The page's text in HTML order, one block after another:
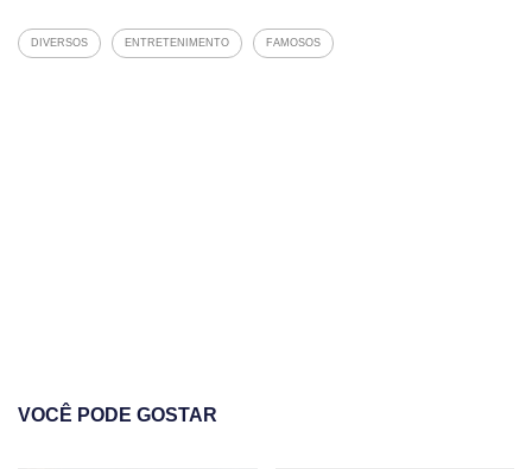
DIVERSOS ENTRETENIMENTO FAMOSOS
VOCÊ PODE GOSTAR